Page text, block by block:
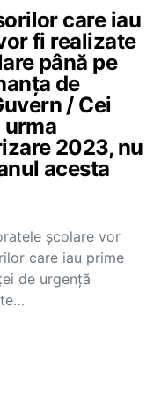
care iau
fi realizate
până pe
de
/ Cei
urma
2023, nu
acesta
școlare vor
care iau prime
de urgență